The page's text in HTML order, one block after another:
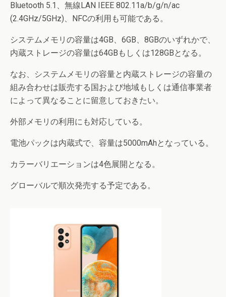
Bluetooth 5.1、無線LAN IEEE 802.11a/b/g/n/ac
(2.4GHz/5GHz)、NFCの利用も可能である。
システムメモリの容量は4GB、6GB、8GBのいずれかで、
内蔵ストレージの容量は64GBもしくは128GBとなる。
なお、システムメモリの容量と内蔵ストレージの容量の
組み合わせは販売する国および地域もしくは通信事業者
によって異なることに留意しておきたい。
外部メモリの利用にも対応している。
電池パックは内蔵式で、容量は5000mAhとなっている。
カラーバリエーションは4色展開となる。
グローバルで順次発売する予定である。